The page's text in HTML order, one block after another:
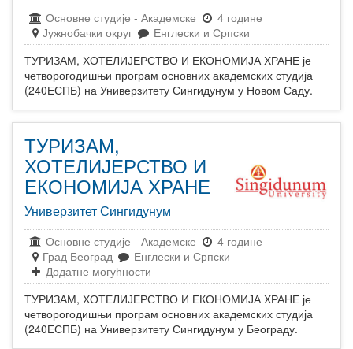
Основне студије - Академске
4 године
Јужнобачки округ
Енглески и Српски
ТУРИЗАМ, ХОТЕЛИЈЕРСТВО И ЕКОНОМИЈА ХРАНЕ је
четворогодишњи програм основних академских студија
(240ЕСПБ) на Универзитету Сингидунум у Новом Саду.
ТУРИЗАМ,
ХОТЕЛИЈЕРСТВО И
ЕКОНОМИЈА ХРАНЕ
Универзитет Сингидунум
Основне студије - Академске
4 године
Град Београд
Енглески и Српски
Додатне могућности
ТУРИЗАМ, ХОТЕЛИЈЕРСТВО И ЕКОНОМИЈА ХРАНЕ је
четворогодишњи програм основних академских студија
(240ЕСПБ) на Универзитету Сингидунум у Београду.